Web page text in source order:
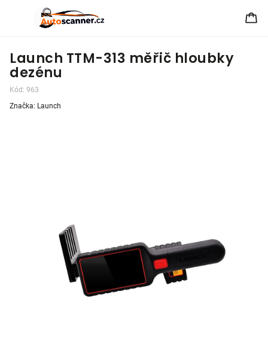
Launch TTM-313 měřič hloubky
dezénu
Kód: 963
Značka: Launch